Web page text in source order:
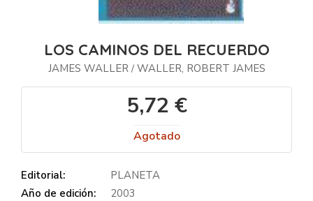
LOS CAMINOS DEL RECUERDO
JAMES WALLER/ WALLER, ROBERT JAMES
5,72 €
Agotado
Editorial:
PLANETA
Año de edición:
2003